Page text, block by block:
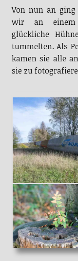
Von nun an ging
wir an einem
glückliche
tummelten. Als
kamen sie alle
sie zu